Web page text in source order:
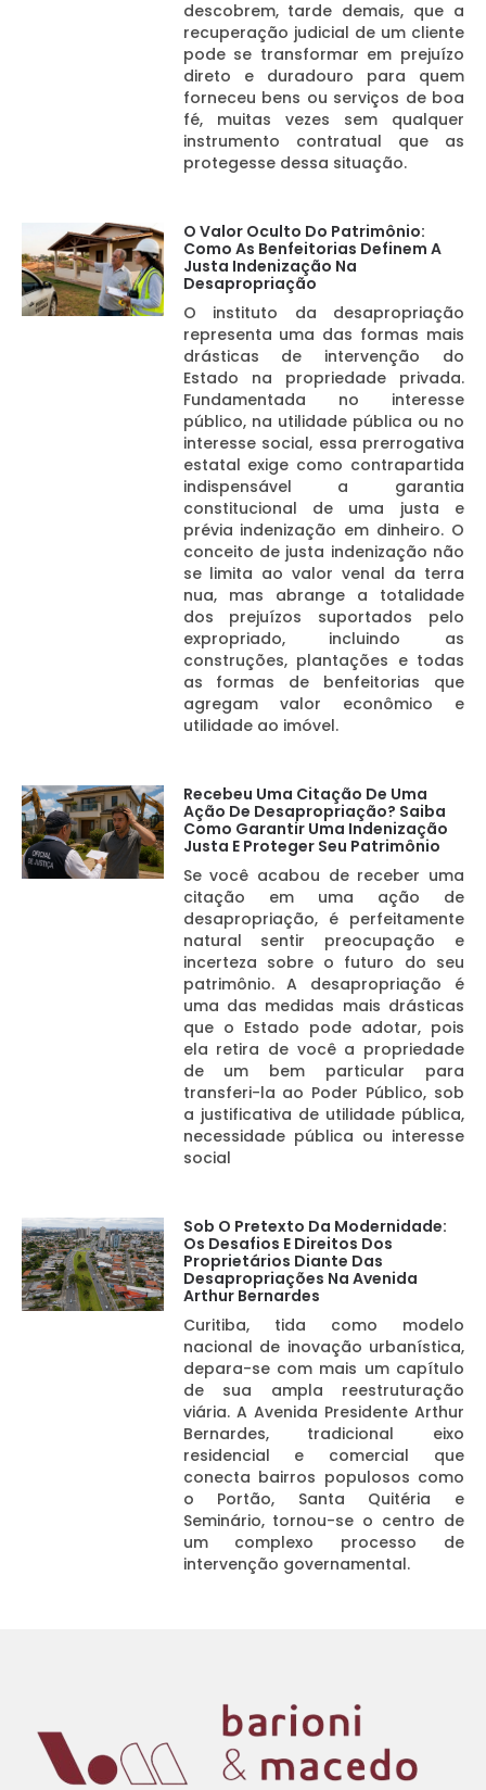
descobrem, tarde demais, que a
recuperação judicial de um cliente
pode se transformar em prejuízo
direto e duradouro para quem
forneceu bens ou serviços de boa
fé, muitas vezes sem qualquer
instrumento contratual que as
protegesse dessa situação.
O Valor Oculto Do Patrimônio:
Como As Benfeitorias Definem A
Justa Indenização Na
Desapropriação
O instituto da desapropriação
representa uma das formas mais
drásticas de intervenção do
Estado na propriedade privada.
Fundamentada no interesse
público, na utilidade pública ou no
interesse social, essa prerrogativa
estatal exige como contrapartida
indispensável a garantia
constitucional de uma justa e
prévia indenização em dinheiro. O
conceito de justa indenização não
se limita ao valor venal da terra
nua, mas abrange a totalidade
dos prejuízos suportados pelo
expropriado, incluindo as
construções, plantações e todas
as formas de benfeitorias que
agregam valor econômico e
utilidade ao imóvel.
Recebeu Uma Citação De Uma
Ação De Desapropriação? Saiba
Como Garantir Uma Indenização
Justa E Proteger Seu Patrimônio
Se você acabou de receber uma
citação em uma ação de
desapropriação, é perfeitamente
natural sentir preocupação e
incerteza sobre o futuro do seu
patrimônio. A desapropriação é
uma das medidas mais drásticas
que o Estado pode adotar, pois
ela retira de você a propriedade
de um bem particular para
transferi-la ao Poder Público, sob
a justificativa de utilidade pública,
necessidade pública ou interesse
social
Sob O Pretexto Da Modernidade:
Os Desafios E Direitos Dos
Proprietários Diante Das
Desapropriações Na Avenida
Arthur Bernardes
Curitiba, tida como modelo
nacional de inovação urbanística,
depara-se com mais um capítulo
de sua ampla reestruturação
viária. A Avenida Presidente Arthur
Bernardes, tradicional eixo
residencial e comercial que
conecta bairros populosos como
o Portão, Santa Quitéria e
Seminário, tornou-se o centro de
um complexo processo de
intervenção governamental.